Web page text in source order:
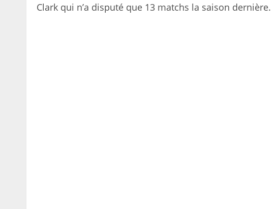
Clark qui n’a disputé que 13 matchs la saison dernière.